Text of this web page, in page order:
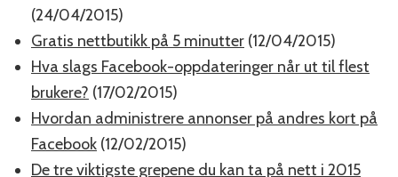
(24/04/2015)
Gratis nettbutikk på 5 minutter (12/04/2015)
Hva slags Facebook-oppdateringer når ut til flest
brukere? (17/02/2015)
Hvordan administrere annonser på andres kort på
Facebook (12/02/2015)
De tre viktigste grepene du kan ta på nett i 2015